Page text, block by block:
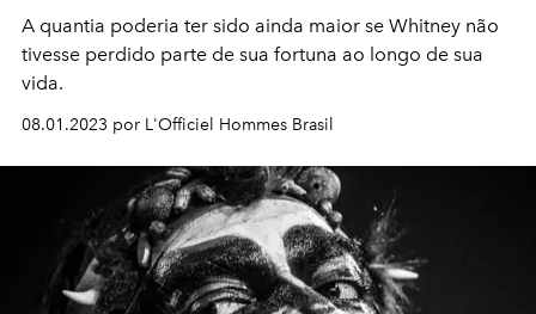
A quantia poderia ter sido ainda maior se Whitney não
tivesse perdido parte de sua fortuna ao longo de sua
vida.
08.01.2023 por L'Officiel Hommes Brasil